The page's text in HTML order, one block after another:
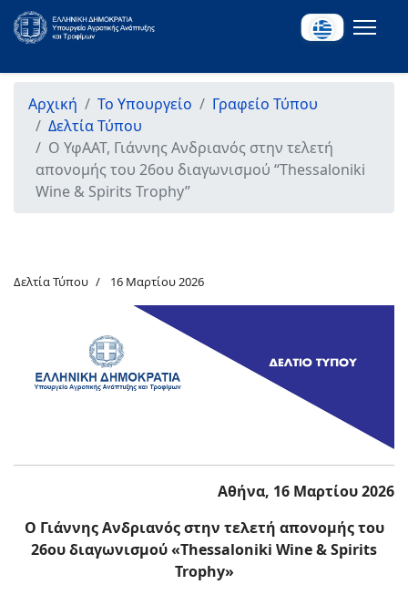
Αρχική Το Υπουργείο
Γραφείο Τύπου
Δελτία Τύπου
Ο ΥφΑΑΤ, Γιάννης Ανδριανός στην τελετή
απονομής του 26ου διαγωνισμού “Thessaloniki
Wine & Spirits Trophy”
Δελτία Τύπου 16 Μαρτίου 2026
Αθήνα, 16 Μαρτίου 2026
Ο Γιάννης Ανδριανός στην τελετή απονομής του
26ου διαγωνισμού «Thessaloniki Wine & Spirits
Trophy»